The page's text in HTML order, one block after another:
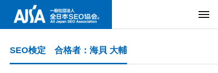
SEO検定 合格者：海貝 大輔